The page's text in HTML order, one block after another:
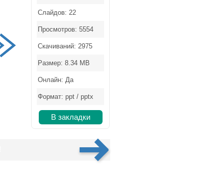
Слайдов: 22
Просмотров: 5554
Скачиваний: 2975
Размер: 8.34 MB
Онлайн: Да
Формат: ppt / pptx
В закладки